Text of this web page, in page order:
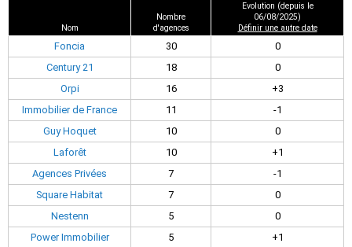
Nom
Nombre
d'agences
Evolution (depuis le
06/08/2025)
Définir une autre date
Foncia 30
0
Century 21
18
0
Orpi
16
+3
Immobilier de France
11
-1
Guy Hoquet
10
0
Laforêt
10
+1
Agences Privées
7
-1
Square Habitat
7
0
Nestenn
5
0
Power Immobilier
5
+1